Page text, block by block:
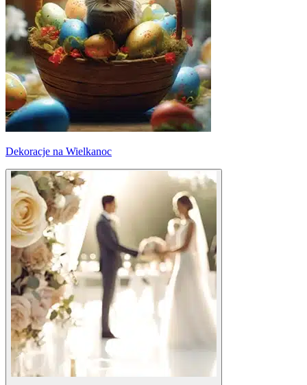
Dekoracje na Wielkanoc